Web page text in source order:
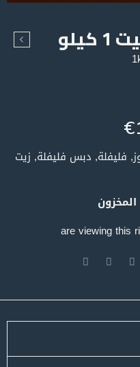
€
دبس فليفلة, زيت